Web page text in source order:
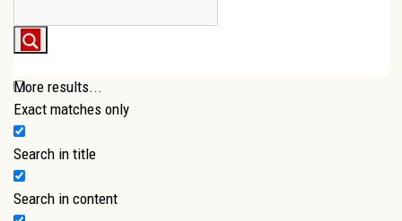
More results...
Exact matches only
Search in title
Search in content